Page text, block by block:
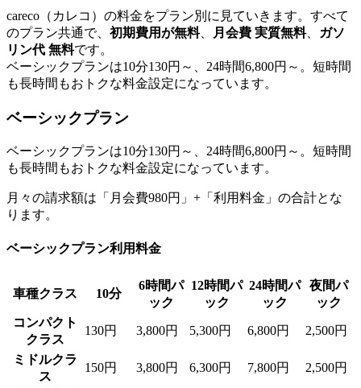
careco（カレコ）の料金をプラン別に見ていきます。すべて
のプラン共通で、 初期費用が無料、 月会費 実質無料、
ガソ
リン代 無料です。
ベーシックプランは10分130円～、24時間6,800円～。短時間
も長時間もおトクな料金設定になっています。
ベーシックプラン
ベーシックプランは10分130円～、24時間6,800円～。短時間
も長時間もおトクな料金設定になっています。
月々の請求額は「月会費980円」+「利用料金」の合計とな
ります。
ベーシックプラン利用料金
車種クラス 10分
6時間パ
ック
12時間パ
ック
24時間パ
ック
夜間パ
ック
コンパクト
クラス
130円 3,800円 5,300円 6,800円 2,500円
ミドルクラ
ス
150円 3,800円 6,300円 7,800円 2,500円